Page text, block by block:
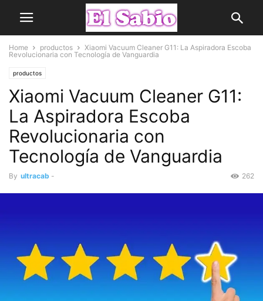
Home productos
Xiaomi Vacuum Cleaner G11: La Aspiradora Escoba
Revolucionaria con Tecnología de Vanguardia
productos
Xiaomi Vacuum Cleaner G11:
La Aspiradora Escoba
Revolucionaria con
Tecnología de Vanguardia
By ultracab - 262